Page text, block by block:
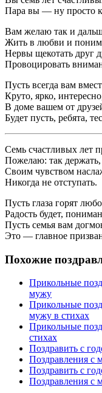
Пара вы — ну просто
Вам желаю так и
Жить в любви и
Нервы щекотать друг
Провоцировать
Пусть всегда вам
Круто, ярко,
В доме вашем от
Будет пусть, ребята,
Семь счастливых лет
Пожелаю: так держать,
Своим чувством
Никогда не отступать.
Пусть глаза горят
Радость будет,
Пусть семья вам
Это — главное
Похожие
Прикольные
мужу
Прикольные
мужу в стихах
Прикольные
стихах
Поздравить с
Поздравления с
Поздравить с
Поздравления с